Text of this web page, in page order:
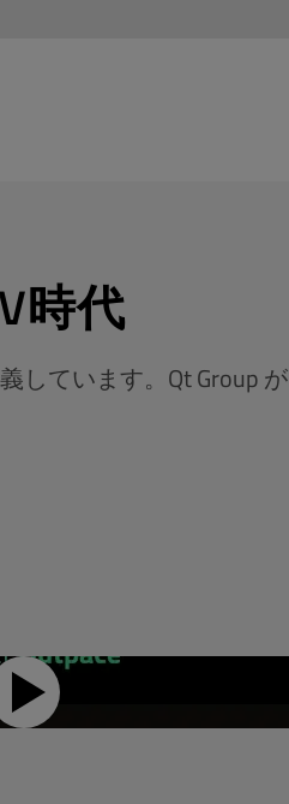
時代
しています。Qt Group